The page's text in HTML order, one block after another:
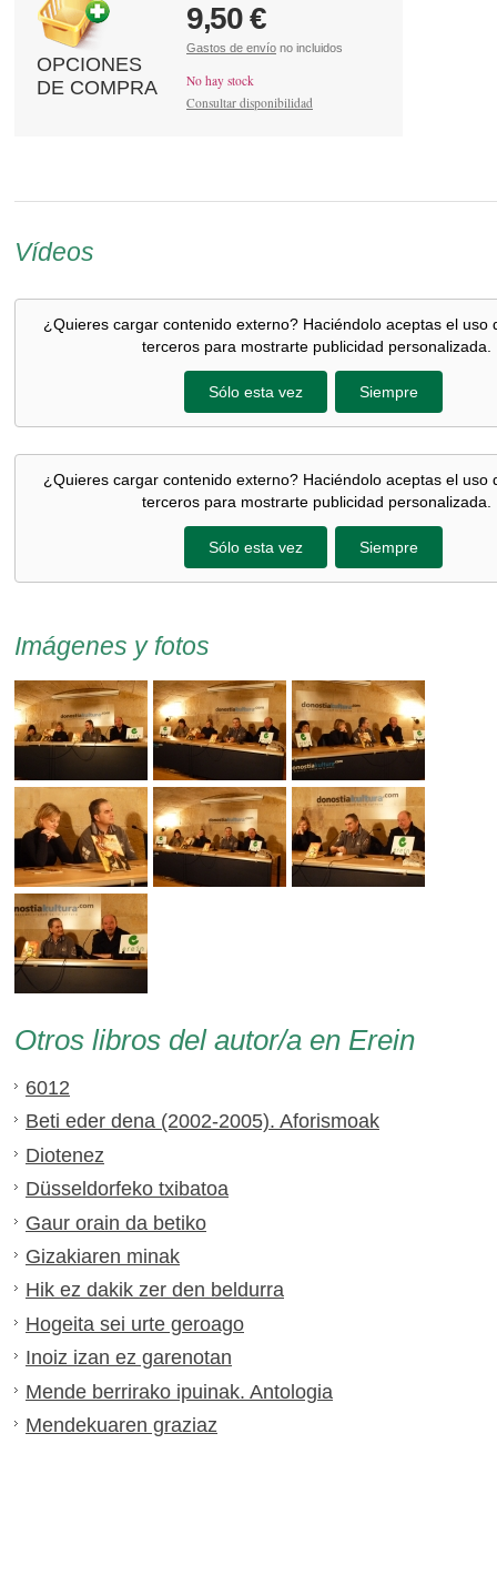
OPCIONES
DE COMPRA
9,50 €
Gastos de envío no incluidos
No hay stock
Consultar disponibilidad
Vídeos
¿Quieres cargar contenido externo? Haciéndolo aceptas el uso
terceros para mostrarte publicidad personalizada.
Sólo esta vez Siempre
¿Quieres cargar contenido externo? Haciéndolo aceptas el uso
terceros para mostrarte publicidad personalizada.
Sólo esta vez Siempre
Imágenes y fotos
Otros libros del autor/a en Erein
6012
Beti eder dena (2002-2005). Aforismoak
Diotenez
Düsseldorfeko txibatoa
Gaur orain da betiko
Gizakiaren minak
Hik ez dakik zer den beldurra
Hogeita sei urte geroago
Inoiz izan ez garenotan
Mende berrirako ipuinak. Antologia
Mendekuaren graziaz